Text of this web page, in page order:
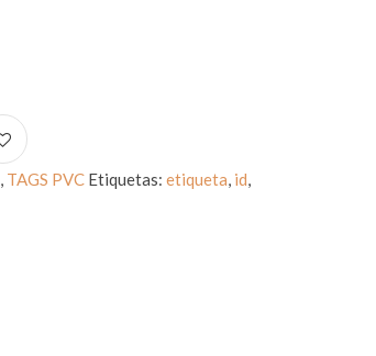
, TAGS PVC Etiquetas:etiqueta, id,